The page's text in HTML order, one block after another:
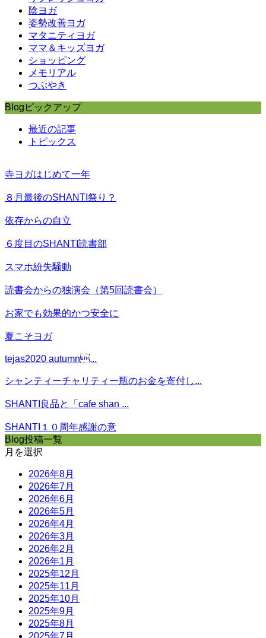
陰ヨガ
姿勢改善ヨガ
マタニティヨガ
ママ＆キッズヨガ
ショッピング
メモリアル
つぶやき
Blogピックアップ
最近の記事
トピックス
寺ヨガはじめて一年
８月最後のSHANTI祭り？
依存からの自立
６度目のSHANTI読書部
スマホ紛失騒動
読書会からの独演会（第5回読書会）
お家でも効果的かつ安全に
夏こそヨガ
tejas2020 autumn...
シャンティーチャリティー瓶のお金を寄付し...
SHANTI良品と「cafe shan ...
SHANTI１０周年感謝の意
Blog投稿一覧
月を選択
2026年8月
2026年7月
2026年6月
2026年5月
2026年4月
2026年3月
2026年2月
2026年1月
2025年12月
2025年11月
2025年10月
2025年9月
2025年8月
2025年7月